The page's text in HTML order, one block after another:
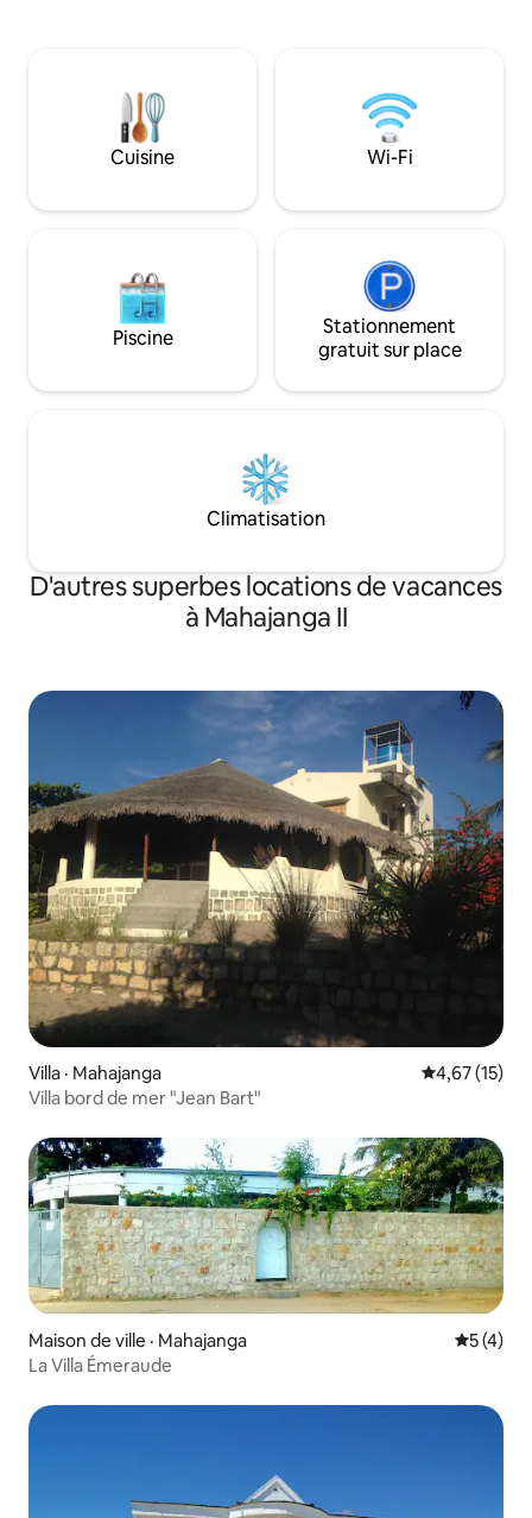
pour un séjour en
en solo. Confort,
facile aux
Cuisine Wi-Fi
Piscine
Stationnement
gratuit sur place
Climatisation
D'autres superbes locations de vacances
à Mahajanga II
Villa · Mahajanga Note
4,67 (15)
Villa bord de mer "Jean Bart"
Maison de ville · Mahajanga Note
5 (4)
La Villa Émeraude